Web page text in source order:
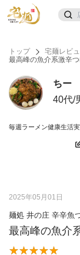
トップ 宅麺レビ
最高峰の魚介系激辛
ちー
40代/
毎週ラーメン健康生活実
2025年05月01日
麺処 井の庄 辛辛魚
最高峰の魚介